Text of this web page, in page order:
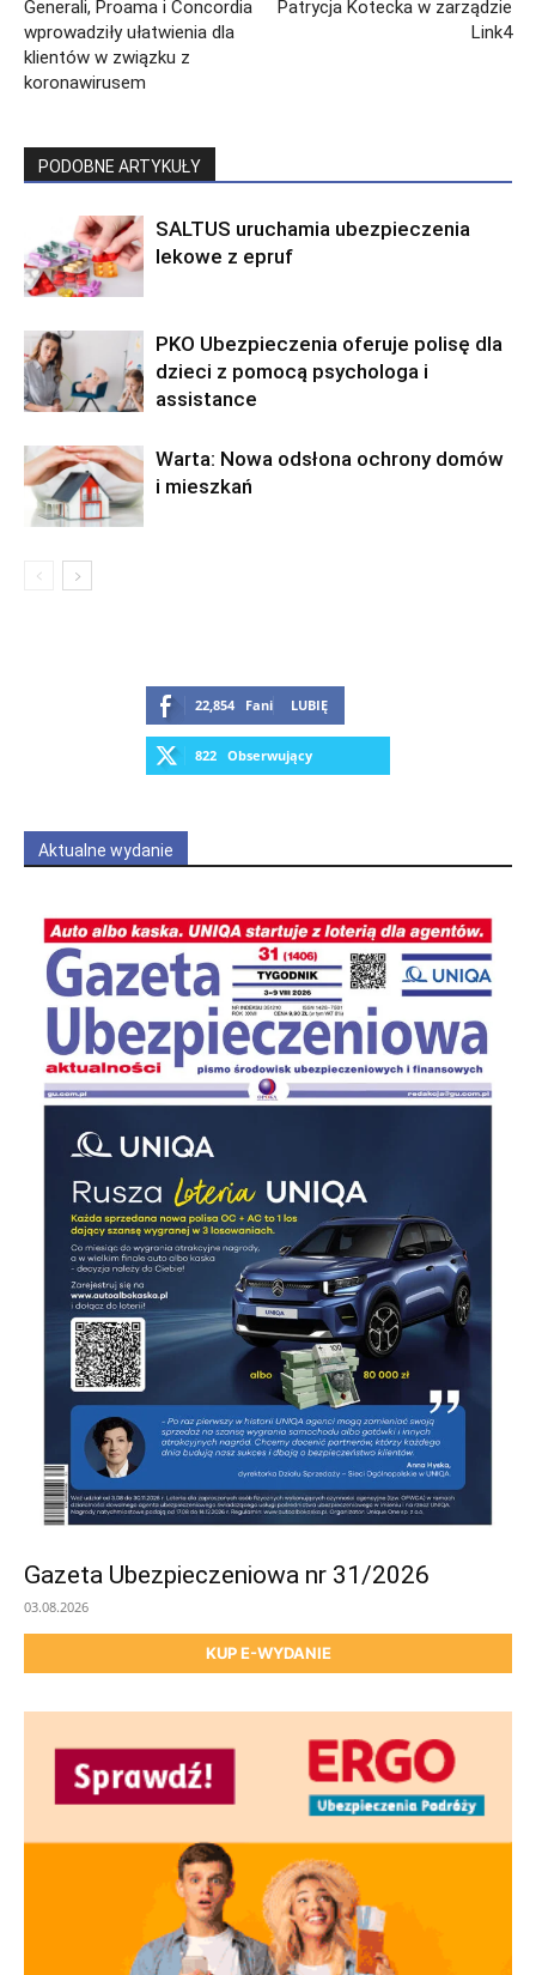
Generali, Proama i Concordia
wprowadziły ułatwienia dla
klientów w związku z
koronawirusem
Patrycja Kotecka w zarządzie
Link4
PODOBNE ARTYKUŁY
SALTUS uruchamia ubezpieczenia
lekowe z epruf
PKO Ubezpieczenia oferuje polisę dla
dzieci z pomocą psychologa i
assistance
Warta: Nowa odsłona ochrony domów
i mieszkań
22,854 Fani LUBIĘ
822 Obserwujący
Aktualne wydanie
Gazeta Ubezpieczeniowa nr 31/2026
03.08.2026
KUP E-WYDANIE